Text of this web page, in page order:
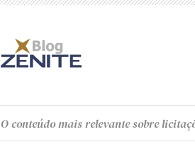
O conteúdomais relevante sobre